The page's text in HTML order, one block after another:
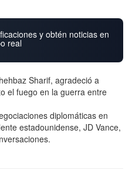
y obtén noticias en
real
Sharif, agradeció a
el fuego en la guerra entre
diplomáticas en
estadounidense, JD Vance,